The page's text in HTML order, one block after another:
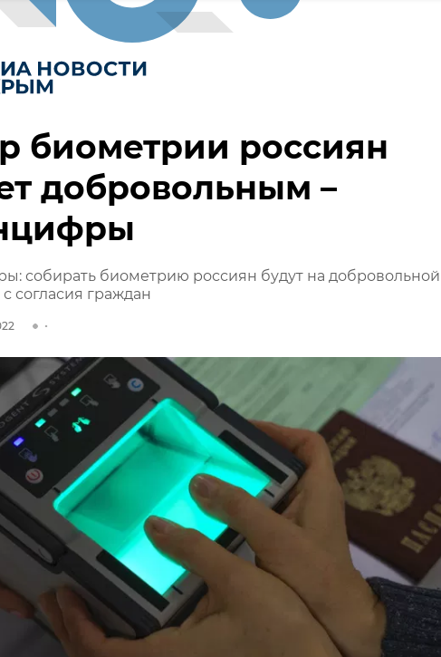
биометрии россиян
добровольным –
собирать биометрию россиян будут на добровольной
согласия граждан